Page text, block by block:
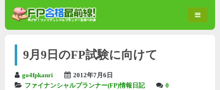
9月9日のFP試験に向けて
go4fpkanri
2012年7月6日
ファイナンシャルプランナー(FP)情報日記
0